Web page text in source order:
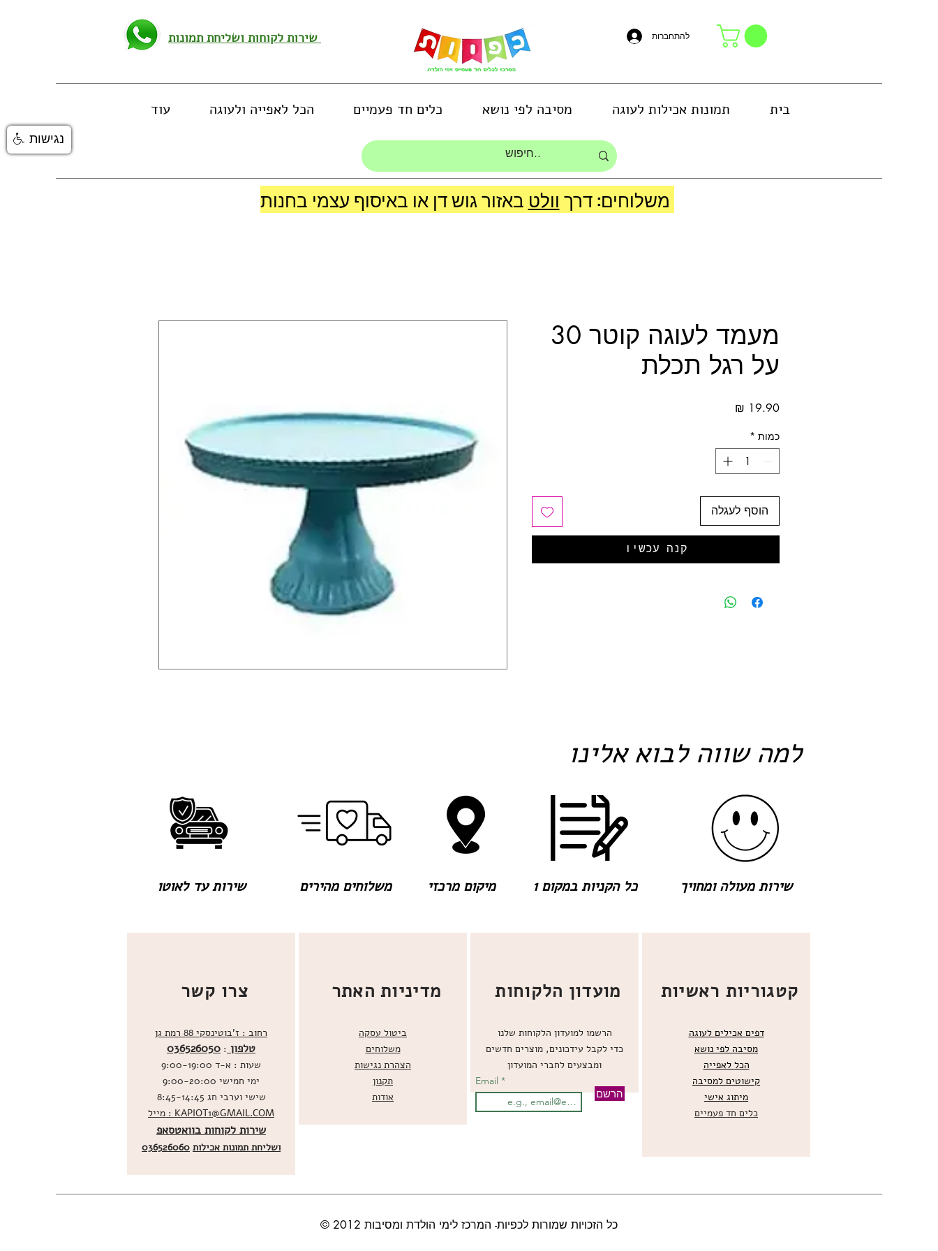
להתחברות
בית תמונות אכילות לעוגה מסיבה לפי נושא כלים חד פעמיים הכל לאפייה ולעוגה עוד
משלוחים: דרך וולט
מעמד לעוגה קוטר 30
על רגל תכלת
כמות *
הוסף לעגלה
קנה עכשיו
שירות עד לאוטו משלוחים מהירים
למה שווה לבוא אלינו
מיקום מרכזי כל הקניות במקום 1 שירות מעולה ומחויך
צרו קשר
רחוב : ז'בוטינסקי 88 רמת גן
טלפון :
036526050
שעות : א-ד 9:00-19:00
ימי חמישי 9:00-20:00
שישי וערבי חג 8:45-14:45
מייל : KAPIOT1@GMAIL.COM
שירות לקוחות בוואטסאפ
ושליחת תמונות אכילות 036526060
מדיניות האתר
ביטול עסקה
משלוחים
הצהרת נגישות
תקנון
אודות
מועדון הלקוחות
הרשמו למועדון הלקוחות שלנו
כדי לקבל עידכונים, מוצרים חדשים
ומבצעים לחברי המועדון
קטגוריות ראשיות
דפים אכילים לעוגה
מסיבה לפי נושא
הכל לאפייה
קישוטים למסיבה
מיתוג אישי
כלים חד פעמיים
Email
הרשם
© כל הזכויות שמורות לכפיות- המרכז לימי הולדת ומסיבות 2012
נגישות